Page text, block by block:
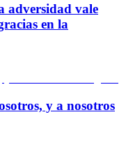
adversidad vale
en la
y a nosotros